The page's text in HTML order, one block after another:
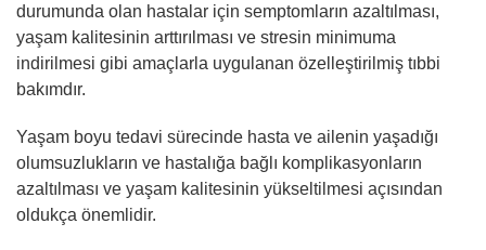
durumunda olan hastalar için semptomların azaltılması,
yaşam kalitesinin arttırılması ve stresin minimuma
indirilmesi gibi amaçlarla uygulanan özelleştirilmiş tıbbi
bakımdır.
Yaşam boyu tedavi sürecinde hasta ve ailenin yaşadığı
olumsuzlukların ve hastalığa bağlı komplikasyonların
azaltılması ve yaşam kalitesinin yükseltilmesi açısından
oldukça önemlidir.